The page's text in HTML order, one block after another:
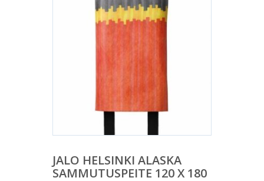
JALO HELSINKI ALASKA
SAMMUTUSPEITE 120 X 180